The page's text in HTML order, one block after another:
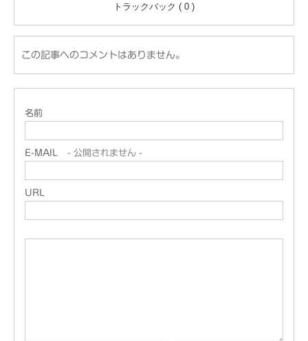
トラックバック ( 0 )
この記事へのコメントはありません。
名前
E-MAIL - 公開されません -
URL